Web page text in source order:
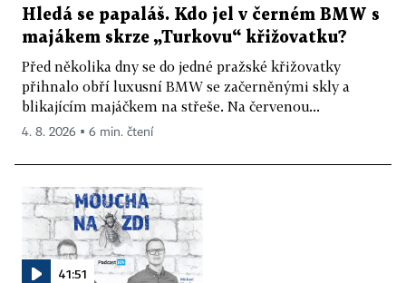
Hledá se papaláš. Kdo jel v černém BMW s
majákem skrze „Turkovu“ křižovatku?
Před několika dny se do jedné pražské křižovatky
přihnalo obří luxusní BMW se začerněnými skly a
blikajícím majáčkem na střeše. Na červenou...
4. 8. 2026 ▪ 6 min. čtení
41:51